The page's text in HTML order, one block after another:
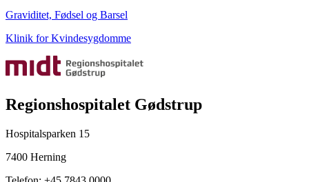
Graviditet, Fødsel og Barsel
Klinik for Kvindesygdomme
Regionshospitalet Gødstrup
Hospitalsparken 15
7400 Herning